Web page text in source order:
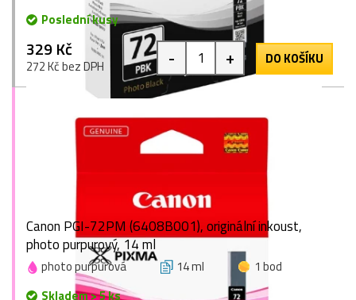
Poslední kusy
329 Kč
272 Kč bez DPH - + DO KOŠÍKU
Canon PGI-72PM (6408B001), originální inkoust,
photo purpurový, 14 ml
photo purpurová 14 ml
1 bod
Skladem > 5 ks